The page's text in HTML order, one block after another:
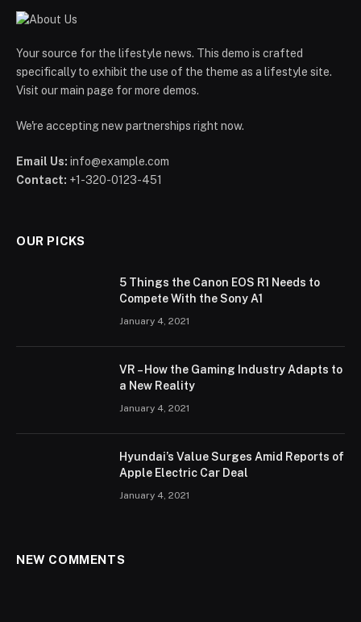
Your source for the lifestyle news. This demo is crafted
specifically to exhibit the use of the theme as a lifestyle site.
Visit our main page for more demos.
We're accepting new partnerships right now.
Email Us: info@example.com
Contact: +1-320-0123-451
OUR PICKS
5 Things the Canon EOS R1 Needs to
Compete With the Sony A1
January 4, 2021
VR – How the Gaming Industry Adapts to
a New Reality
January 4, 2021
Hyundai’s Value Surges Amid Reports of
Apple Electric Car Deal
January 4, 2021
NEW COMMENTS